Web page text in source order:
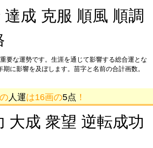
成 克服 順風 順調
要な運勢です。生涯を通じて影響する総合運とな
期に影響を及ぼします。苗字と名前の合計画数。
人運は16画の5点 ！
大成 衆望 逆転成功